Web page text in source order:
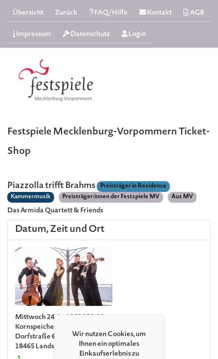
Übersicht Zurück FAQ/Hilfe Kontakt AGB
Impressum Datenschutz Login
Festspiele Mecklenburg-Vorpommern Ticket-
Shop
Piazzolla trifft Brahms
Preisträger in Residence
Kammermusik
Preisträger:innen der Festspiele MV Aus MV
Das Armida Quartett & Friends
Datum, Zeit und Ort
Mittwoch 24. Juni 2026 19:00
Kornspeicher Landsdorf
Dorfstraße 63
18465 Landsdorf
Wir nutzen Cookies, um
Ihnen ein optimales
Einkaufserlebnis zu